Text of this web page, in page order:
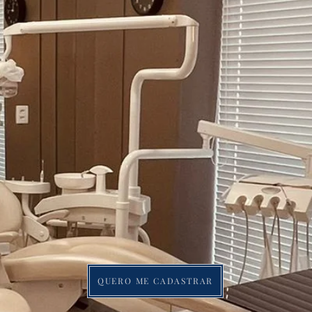
DE ALTO
DENTISTAS DE ALTO NIVEL
QUERO ME CADASTRAR